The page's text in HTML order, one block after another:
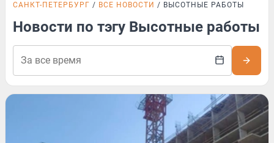
САНКТ-ПЕТЕРБУРГ ВСЕ НОВОСТИ ВЫСОТНЫЕ РАБОТЫ
Новости по тэгу Высотные работы